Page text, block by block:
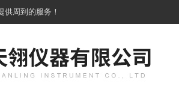
供周到的服务！